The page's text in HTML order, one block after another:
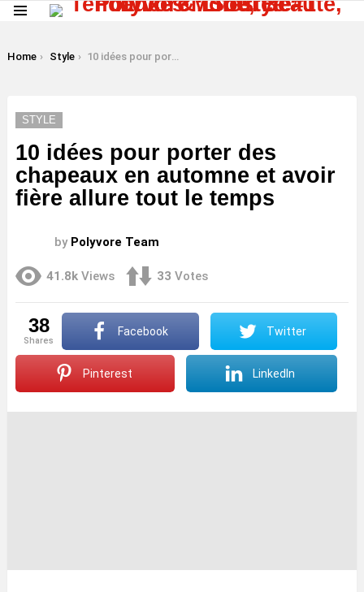
You are here:
Home Style 10 idées pour porter des chapeaux en automne et avoir fière allure tout le temps
STYLE
10 idées pour porter des
chapeaux en automne et avoir
fière allure tout le temps
by Polyvore Team
41.8k Views 33 Votes
38
shares
Facebook Twitter
Pinterest LinkedIn